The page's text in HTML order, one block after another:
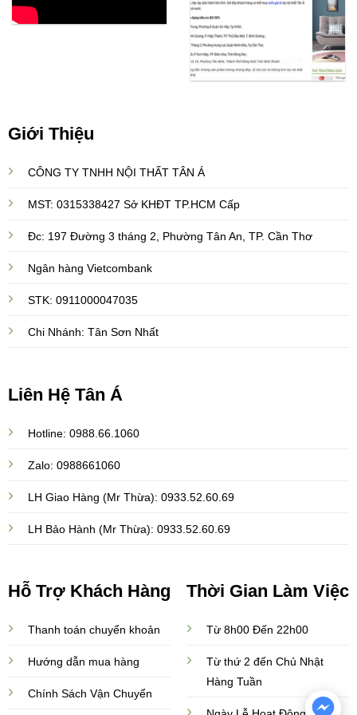
Giới Thiệu
CÔNG TY TNHH NỘI THẤT TÂN Á
MST: 0315338427 Sở KHĐT TP.HCM Cấp
Đc: 197 Đường 3 tháng 2, Phường Tân An, TP. Cần Thơ
Ngân hàng Vietcombank
STK: 0911000047035
Chi Nhánh: Tân Sơn Nhất
Liên Hệ Tân Á
Hotline: 0988.66.1060
Zalo: 0988661060
LH Giao Hàng (Mr Thừa): 0933.52.60.69
LH Bảo Hành (Mr Thừa): 0933.52.60.69
Hỗ Trợ Khách Hàng
Thanh toán chuyển khoản
Hướng dẫn mua hàng
Chính Sách Vận Chuyển
Thời Gian Làm Việc
Từ 8h00 Đến 22h00
Từ thứ 2 đến Chủ Nhật
Hàng Tuần